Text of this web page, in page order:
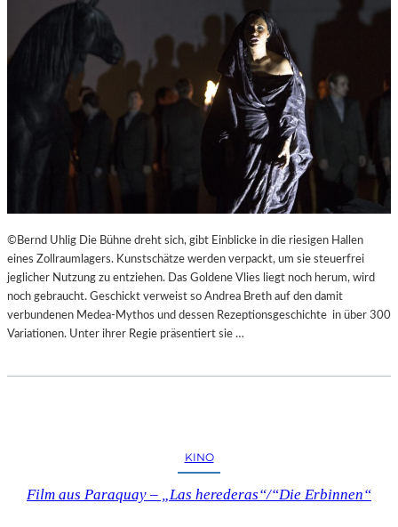
©Bernd Uhlig Die Bühne dreht sich, gibt Einblicke in die riesigen Hallen
eines Zollraumlagers. Kunstschätze werden verpackt, um sie steuerfrei
jeglicher Nutzung zu entziehen. Das Goldene Vlies liegt noch herum, wird
noch gebraucht. Geschickt verweist so Andrea Breth auf den damit
verbundenen Medea-Mythos und dessen Rezeptionsgeschichte in über 300
Variationen. Unter ihrer Regie präsentiert sie …
KINO
Film aus Paraquay – „Las herederas“/“Die Erbinnen“